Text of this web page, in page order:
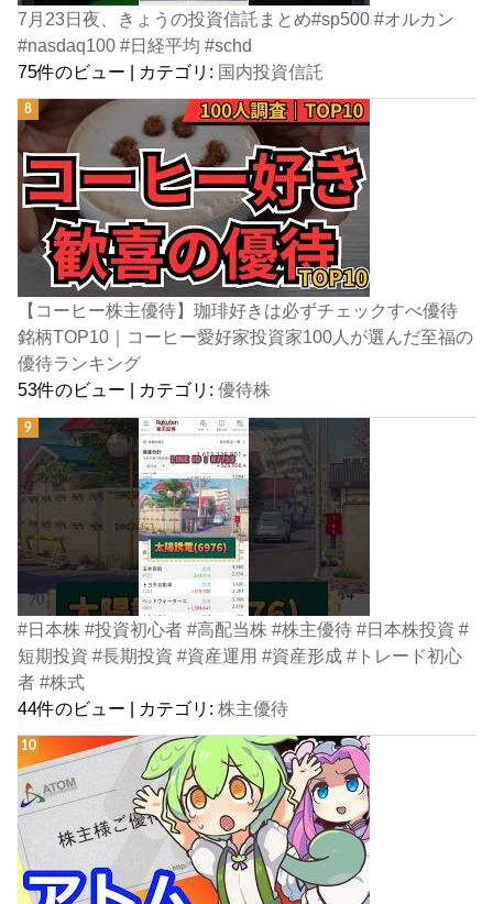
7月23日夜、きょうの投資信託まとめ#sp500 #オルカン
#nasdaq100 #日経平均 #schd
75件のビュー | カテゴリ: 国内投資信託
【コーヒー株主優待】珈琲好きは必ずチェックすべ優待
銘柄TOP10｜コーヒー愛好家投資家100人が選んだ至福の
優待ランキング
53件のビュー | カテゴリ:優待株
#日本株 #投資初心者 #高配当株 #株主優待 #日本株投資 #
短期投資 #長期投資 #資産運用 #資産形成 #トレード初心
者 #株式
44件のビュー | カテゴリ:株主優待